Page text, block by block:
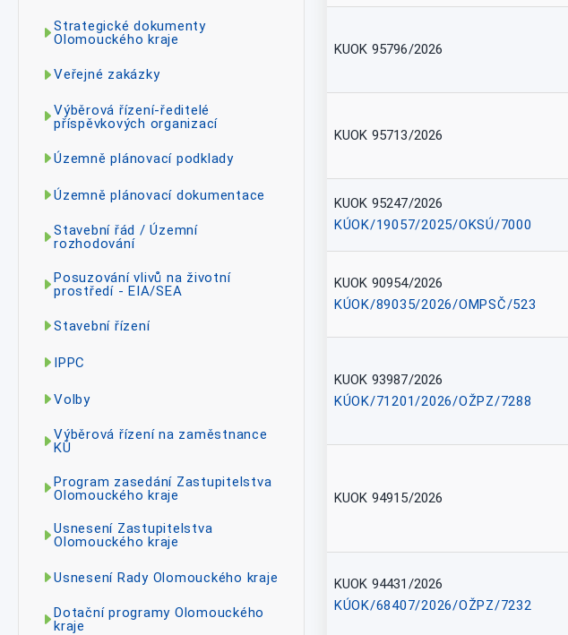
Strategické dokumenty
Olomouckého kraje
Veřejné zakázky
Výběrová řízení-ředitelé
příspěvkových organizací
Územně plánovací podklady
Územně plánovací dokumentace
Stavební řád / Územní
rozhodování
Posuzování vlivů na životní
prostředí - EIA/SEA
Stavební řízení
IPPC
Volby
Výběrová řízení na zaměstnance
KÚ
Program zasedání Zastupitelstva
Olomouckého kraje
Usnesení Zastupitelstva
Olomouckého kraje
Usnesení Rady Olomouckého kraje
Dotační programy Olomouckého
kraje
KUOK 95796/2026
KUOK 95713/2026
KUOK 95247/2026
KÚOK/19057/2025/OKSÚ/7000
KUOK 90954/2026
KÚOK/89035/2026/OMPSČ/523
KUOK 93987/2026
KÚOK/71201/2026/OŽPZ/7288
KUOK 94915/2026
KUOK 94431/2026
KÚOK/68407/2026/OŽPZ/7232